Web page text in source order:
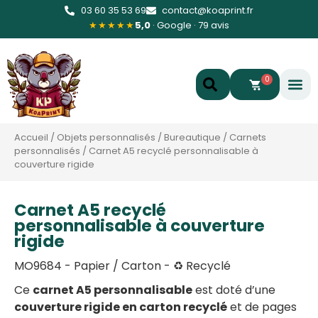
03 60 35 53 69
contact@koaprint.fr
★★★★★5,0 · Google · 79 avis
0
Accueil / Objets personnalisés /Bureautique / Carnets
personnalisés / Carnet A5 recyclé personnalisable à
couverture rigide
Carnet A5 recyclé
personnalisable à couverture
rigide
MO9684 - Papier / Carton - ♻️ Recyclé
Ce carnet A5 personnalisableest doté d’une
couverture rigide en carton recycléet de pages